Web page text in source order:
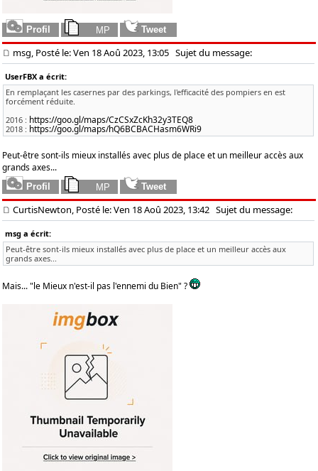
msg, Posté le: Ven 18 Aoû 2023, 13:05 Sujet du message:
UserFBX a écrit:
En remplaçant les casernes par des parkings, l'efficacité des pompiers en est
forcément réduite.
2016 : https://goo.gl/maps/CzCSxZcKh32y3TEQ8
2018 : https://goo.gl/maps/hQ6BCBACHasm6WRi9
Peut-être sont-ils mieux installés avec plus de place et un meilleur accès aux
grands axes...
CurtisNewton, Posté le: Ven 18 Aoû 2023, 13:42 Sujet du message:
msg a écrit:
Peut-être sont-ils mieux installés avec plus de place et un meilleur accès aux
grands axes...
Mais... "le Mieux n'est-il pas l'ennemi du Bien" ?